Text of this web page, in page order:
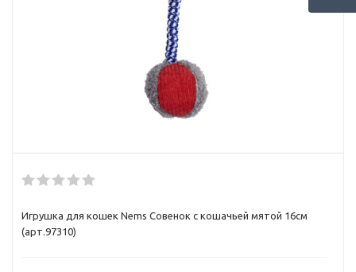
Игрушка для кошек Nems Совенок с кошачьей мятой 16см
(арт.97310)